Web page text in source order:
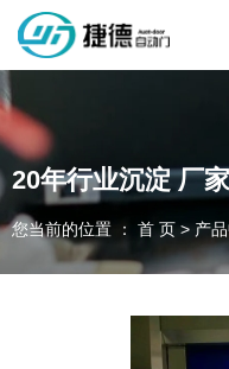
制作销售和安装的企业，欢
为客户量身定制独
一件起订、源头厂家、
20年行业沉淀 厂
您当前的位置 ： 首 页 > 产